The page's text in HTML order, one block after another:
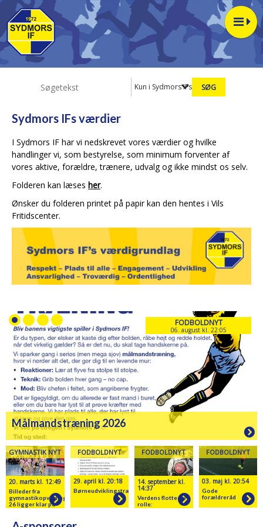
Kun i Sydmors IFs værdier
Sydmors IFs værdier
I Sydmors IF har vi nedskrevet vores værdier og hvilke
handlinger vi, som bestyrelse, som minimum forventer af
vores aktive, forældre, trænere, udvalg og ikke mindst os selv.
Folderen kan læses her.
Ønsker du folderen printet på papir kan den hentes i Vils
Fritidscenter.
FODBOLDNYT
06. august kl. 22:05
Målmandstræning 2026
GYMNASTIK NYT
20. marts kl. 12:49
Billeder fra
gymnastikopvisningen
26 ligger klar på
FODBOLDNYT
29. april kl. 20:18
Børneudviklingstræner
FODBOLDNYT
14. september kl.
14:37
Verdens flotteste
rolle:
FODBOLDNYT
03. maj kl. 20:54
Gode
forældreråd